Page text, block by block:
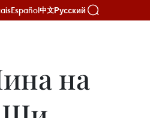
Español中文Русский
на